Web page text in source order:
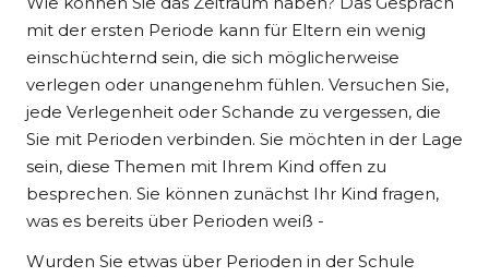
mit der ersten Periode kann für Eltern ein wenig
einschüchternd sein, die sich möglicherweise
verlegen oder unangenehm fühlen. Versuchen Sie,
jede Verlegenheit oder Schande zu vergessen, die
Sie mit Perioden verbinden. Sie möchten in der Lage
sein, diese Themen mit Ihrem Kind offen zu
besprechen. Sie können zunächst Ihr Kind fragen,
was es bereits über Perioden weiß -
Wurden Sie etwas über Perioden in der Schule